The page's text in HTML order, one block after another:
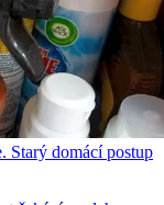
Starý domácí postup